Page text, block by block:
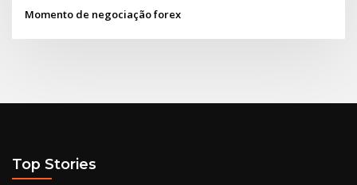
Momento de negociação forex
Top Stories